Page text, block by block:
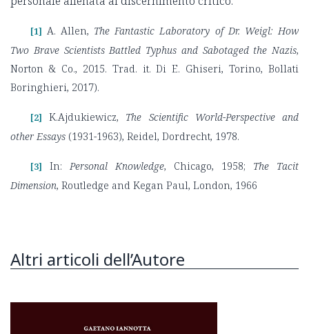
[1] A. Allen, The Fantastic Laboratory of Dr. Weigl: How
Two Brave Scientists Battled Typhus and Sabotaged the Nazis,
Norton & Co., 2015. Trad. it. Di E. Ghiseri, Torino, Bollati
Boringhieri, 2017).
[2] K.Ajdukiewicz, The Scientific World-Perspective and
other Essays (1931-1963), Reidel, Dordrecht, 1978.
[3] In: Personal Knowledge, Chicago, 1958; The Tacit
Dimension, Routledge and Kegan Paul, London, 1966
Altri articoli dell’Autore